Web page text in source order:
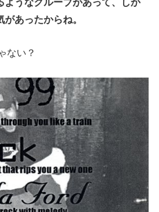
あったからね。
ない？